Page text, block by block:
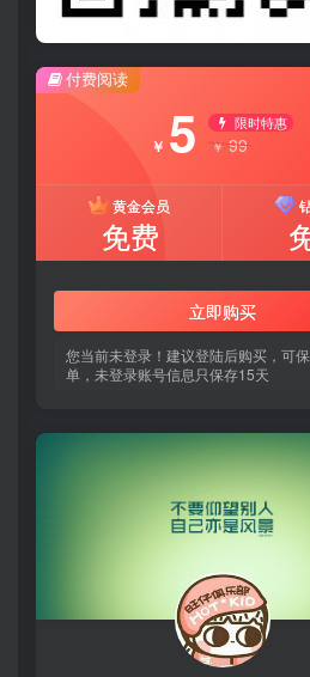
付费阅读
￥ 5 限时特惠
￥ 99
黄金会员
免费
立即购买
您当前未登录！建议登陆后购买，可
单，未登录账号信息只保存15天